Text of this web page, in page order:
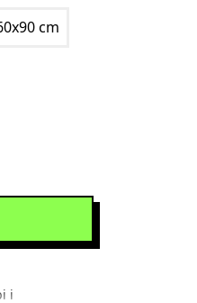
cm
i